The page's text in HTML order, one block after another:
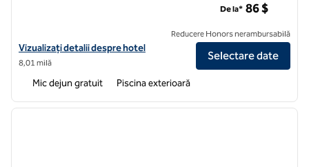
Vizualizați detaliile hotelului pentru Embassy Suites by Hilton
Vizualizați detalii despre hotel
8,01 milă
De la* 86 $
Reducere Honors nerambursabilă
Selectare date
Mic dejun gratuit Piscina exterioară
1 din 12